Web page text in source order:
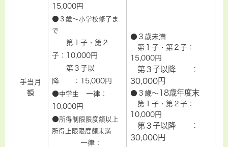
手当月
額
15,000円
● ３歳～小学校修了ま
で
第１子・第２
子：10,000円
第３子以
降 ：15,000円
●中学生
一律：
10,000円
●所得制限限度額以上
所得上限限度額未満
一律：
●３歳未満
第１子・第２子：
15,000円
第３子以降 ：
30,000円
●３歳～ 18歳年度末
第１子・第２子：
10,000円
第３子以降 ：
30,000円